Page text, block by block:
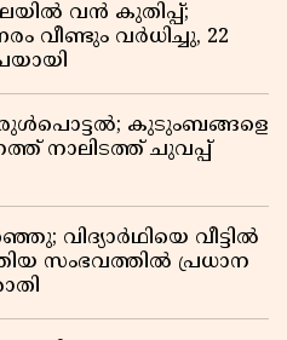
വൻ കുതിപ്പ്;
വീണ്ടും വർധിച്ചു, 22
കുടുംബങ്ങളെ
നാലിടത്ത് ചുവപ്പ്
വിദ്യാർഥിയെ വീട്ടിൽ
സംഭവത്തിൽ പ്രധാന